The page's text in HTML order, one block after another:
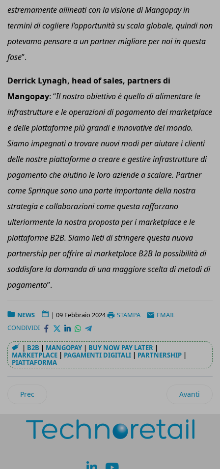
estremamente allineati con la visione di Mangopay in
termini di cogliere l’opportunità su scala globale, quindi non
potevamo pensare a un partner migliore per noi in questa
fase”.
Derrick Lynagh, head ofsales, partners di
Mangopay: “Il nostro obiettivo è quello di alimentare le
infrastrutture e le operazioni di pagamento dei marketplace
e delle piattaforme più grandi e innovative del mondo.
Siamo impegnati a trovare nuovi modi per aiutare i clienti
delle nostre piattaforme a creare e gestire infrastrutture di
pagamento che aiutino le loro aziende a scalare. Partner
come Sprinque sono una parte importante della nostra
strategia e collaborazioni come questa rafforzano
ulteriormente la nostra proposta per i marketplace e le
piattaforme B2B. Siamo lieti di stringere questa nuova
partnership per offrire ai marketplace B2B la possibilità di
soddisfare la domanda di una maggiore scelta di metodi di
pagamento”.
NEWS | 09 Febbraio 2024 STAMPA
EMAIL
CONDIVIDI
| B2B | MANGOPAY | BUY NOW PAY LATER |
MARKETPLACE | PAGAMENTI DIGITALI | PARTNERSHIP |
PIATTAFORMA
Articolo precedente: Juice: 10 mln di euro di finanziamento
Prec Articolo
Avanti